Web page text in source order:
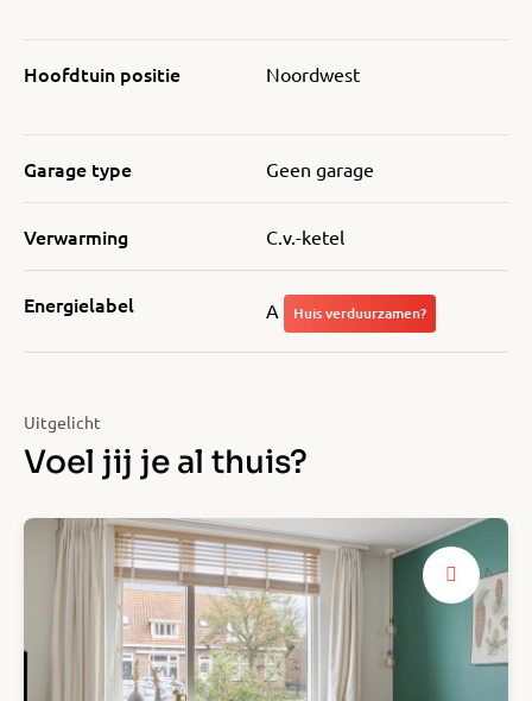
Hoofdtuin positie Noordwest
Garage type Geen garage
Verwarming C.v.-ketel
Energielabel A Huis verduurzamen?
Uitgelicht
Voel jij je al thuis?